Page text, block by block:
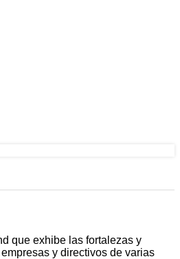
que exhibe las fortalezas y
y directivos de varias